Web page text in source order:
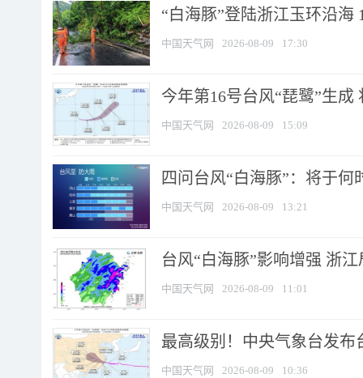
“白海豚”登陆浙江玉环沿海
中国天气网 2026-08-09 17:30
今年第16号台风“琵鹭”生
中国天气网 2026-08-09 15:09
四问台风“白海豚”：将于
中国天气网 2026-08-09 13:21
台风“白海豚”影响增强 浙
中国天气网 2026-08-09 11:01
最高级别！中央气象台发布
中国天气网 2026-08-09 10:36